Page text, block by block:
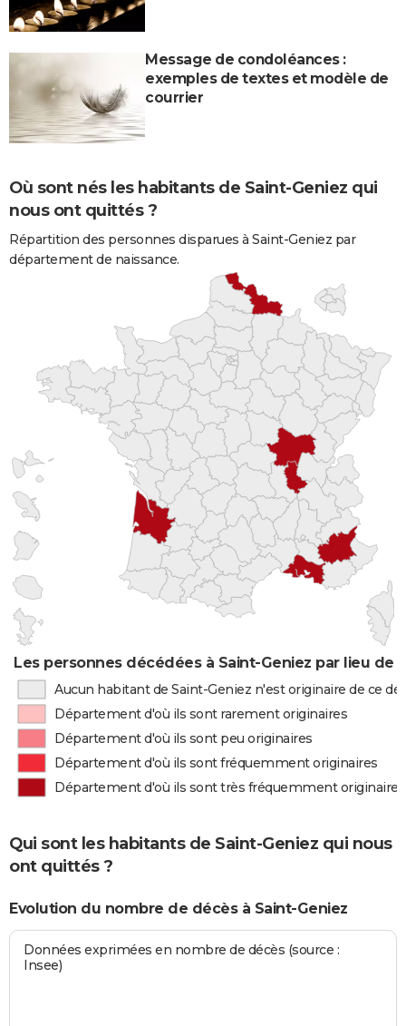
Message de condoléances :
exemples de textes et modèle de
courrier
Où sont nés les habitants de Saint-Geniez qui
nous ont quittés ?
Répartition des personnes disparues à Saint-Geniez par
département de naissance.
Les personnes décédées à Saint-Geniez par lieu de
Aucun habitant de Saint-Geniez n'est originaire de ce
Département d'où ils sont rarement originaires
Département d'où ils sont peu originaires
Département d'où ils sont fréquemment originaires
Département d'où ils sont très fréquemment originaires
Qui sont les habitants de Saint-Geniez qui nous
ont quittés ?
Evolution du nombre de décès à Saint-Geniez
Données exprimées en nombre de décès (source :
Insee)